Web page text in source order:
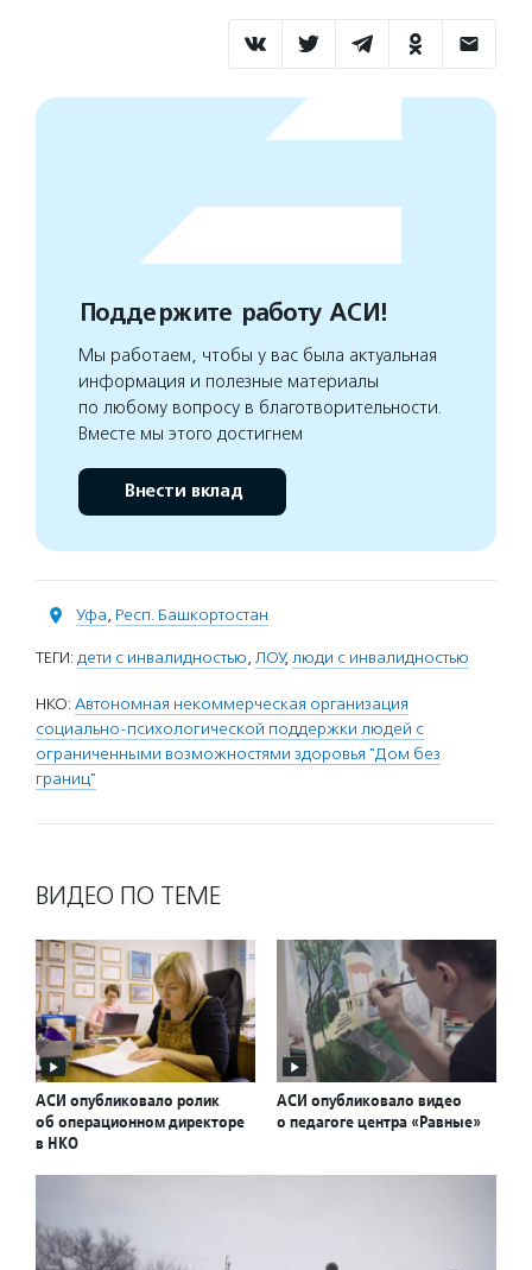
Поддержите работу АСИ!
Мы работаем, чтобы у вас была актуальная
информация и полезные материалы
по любому вопросу в благотворительности.
Вместе мы этого достигнем
Внести вклад
Уфа, Респ. Башкортостан
ТЕГИ: дети с инвалидностью, ЛОУ, люди с инвалидностью
НКО: Автономная некоммерческая организация
социально-психологической поддержки людей с
ограниченными возможностями здоровья "Дом без
границ"
ВИДЕО ПО ТЕМЕ
АСИ опубликовало ролик
об операционном директоре
в НКО
АСИ опубликовало видео
о педагоге центра «Равные»